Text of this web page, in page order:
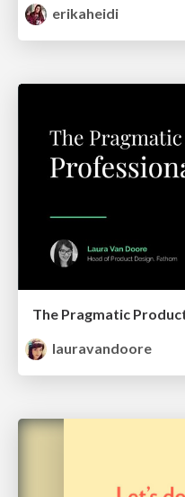
erikaheidi
The Pragmatic
lauravandoore